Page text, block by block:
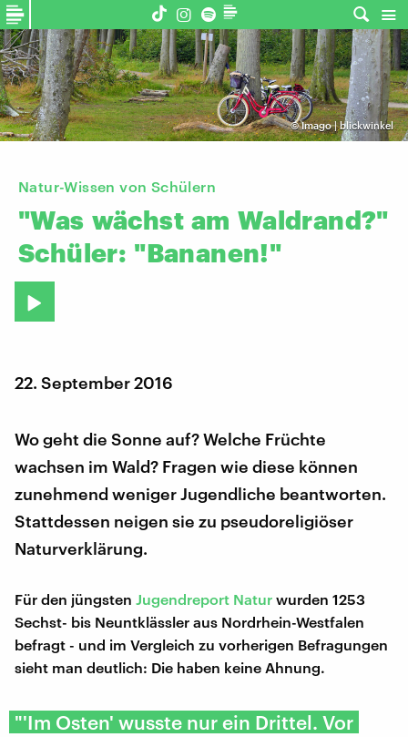
©Imago | blickwinkel
Natur-Wissen von Schülern
"Was wächst am Waldrand?"
Schüler: "Bananen!"
22. September 2016
Wo geht die Sonne auf? Welche Früchte
wachsen im Wald? Fragen wie diese können
zunehmend weniger Jugendliche beantworten.
Stattdessen neigen sie zu pseudoreligiöser
Naturverklärung.
Für den jüngsten Jugendreport Natur wurden 1253
Sechst- bis Neuntklässler aus Nordrhein-Westfalen
befragt - und im Vergleich zu vorherigen Befragungen
sieht man deutlich: Die haben keine Ahnung.
"'Im Osten' wusste nur ein Drittel. Vor